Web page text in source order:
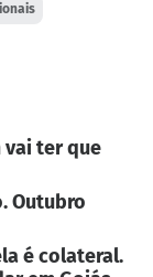
vai ter que
Outubro
é colateral.